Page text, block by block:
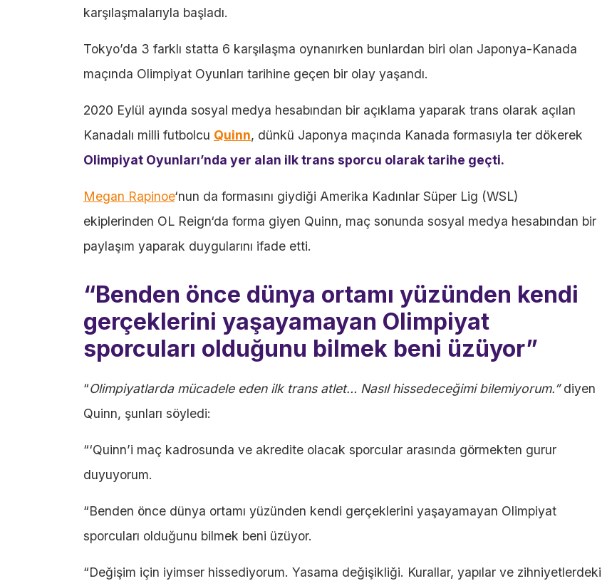
karşılaşmalarıyla başladı.
Tokyo’da 3 farklı statta 6 karşılaşma oynanırken bunlardan biri olan Japonya-Kanada
maçında Olimpiyat Oyunları tarihine geçen bir olay yaşandı.
2020 Eylül ayında sosyal medya hesabından bir açıklama yaparak trans olarak açılan
Kanadalı milli futbolcu Quinn, dünkü Japonya maçında Kanada formasıyla ter dökerek
Olimpiyat Oyunları’nda yer alan ilk trans sporcu olarak tarihe geçti.
Megan Rapinoe‘nun da formasını giydiği Amerika Kadınlar Süper Lig (WSL)
ekiplerinden OL Reign‘da forma giyen Quinn, maç sonunda sosyal medya hesabından bir
paylaşım yaparak duygularını ifade etti.
“Benden önce dünya ortamı yüzünden kendi
gerçeklerini yaşayamayan Olimpiyat
sporcuları olduğunu bilmek beni üzüyor”
“Olimpiyatlarda mücadele eden ilk trans atlet… Nasıl hissedeceğimi bilemiyorum.”diyen
Quinn, şunları söyledi:
“‘Quinn’i maç kadrosunda ve akredite olacak sporcular arasında görmekten gurur
duyuyorum.
“Benden önce dünya ortamı yüzünden kendi gerçeklerini yaşayamayan Olimpiyat
sporcuları olduğunu bilmek beni üzüyor.
“Değişim için iyimser hissediyorum. Yasama değişikliği. Kurallar, yapılar ve zihniyetlerdeki